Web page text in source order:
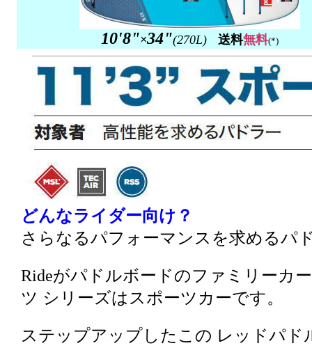
10'8"×34"(270L) 送料無料(*)
どんなライダー向け？
さらなるパフォーマンスを求めるパ
Rideがパドルボードのファミリーカ
ツ シリーズはスポーツカーです。
ステップアップしたこの レッドパド